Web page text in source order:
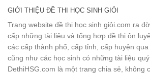
GIỚI THIỆU ĐỀ THI HỌC SINH GIỎI
Trang website đề thi học sinh giỏi.com ra
cấp những tài liệu và tổng hợp đề thi ôn
các cấp thành phố, cấp tỉnh, cấp huyện
cũng như các học sinh có những tài liệu quý
DethiHSG.com là một trang chia sẻ, không